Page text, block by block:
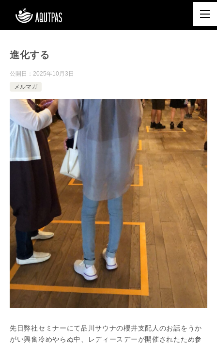
進化する
公開日： 2025年10月3日
メルマガ
先日弊社セミナーにて品川サウナの櫻井支配人のお話をうか
がい興奮冷めやらぬ中、レディースデーが開催されたため参